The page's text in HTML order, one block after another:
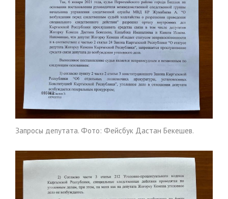
Запросы депутата. Фото: Фейсбук Дастан Бекешев.